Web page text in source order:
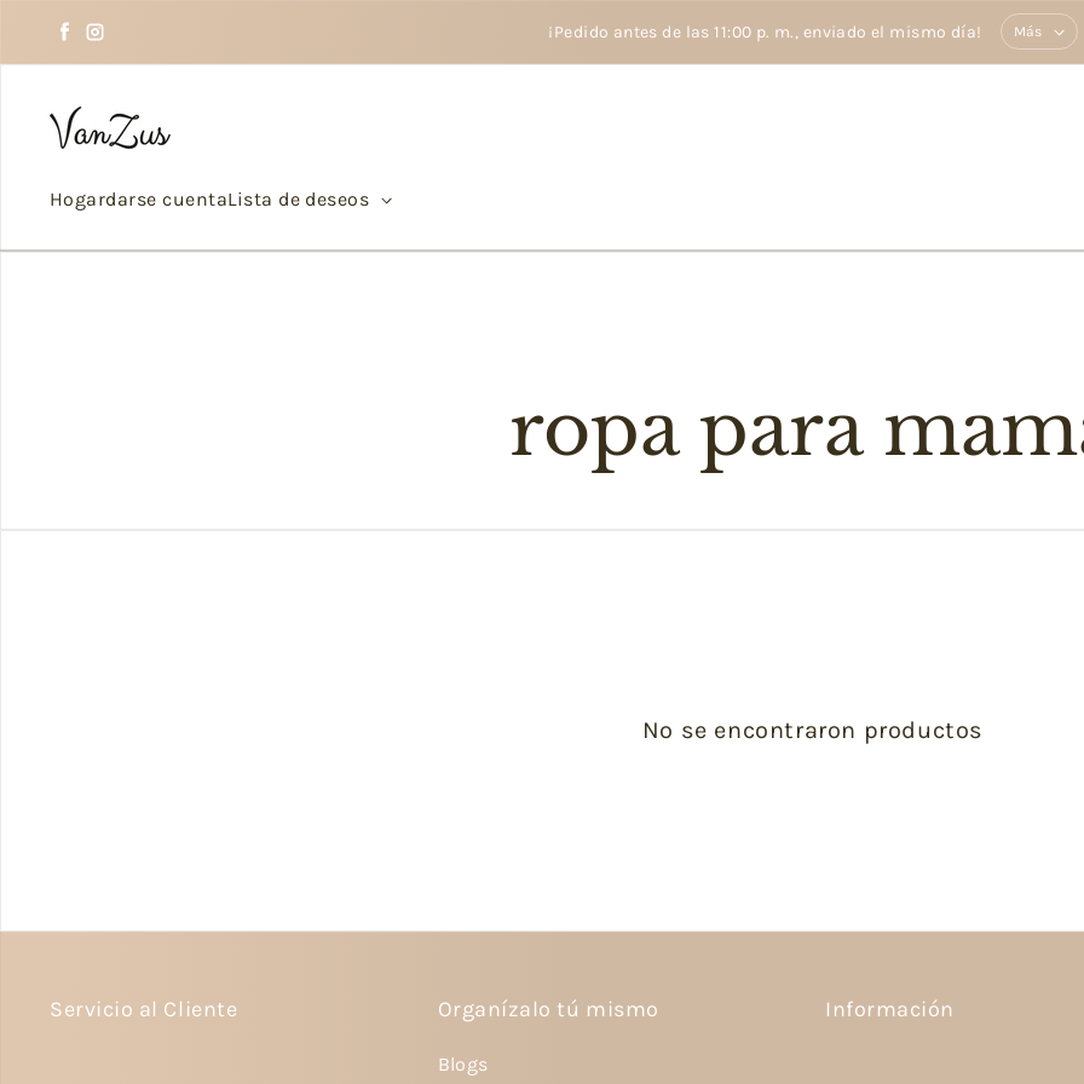
Facebook
Instagram
¡Pedido antes de las 11:00 p. m., enviado el mismo día! Más
Hogardarse cuentaLista de deseos
ropa para
No se encontraron productos
Servicio al Cliente Organízalo tú mismo
Blogs
Información